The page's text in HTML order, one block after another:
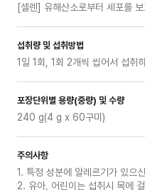
[셀렌] 유해산소로부터 세포를
섭취량 및 섭취방법
1일 1회, 1회 2개씩 씹어서 섭취
포장단위별 용량(중량) 및 수량
240 g(4 g x 60구미)
주의사항
1. 특정 성분에 알레르기가 있으
2. 유아, 어린이는 섭취시 목에